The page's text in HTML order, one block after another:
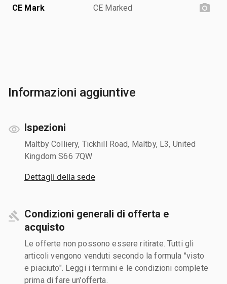
CE Mark CE Marked
Informazioni aggiuntive
Ispezioni
Maltby Colliery, Tickhill Road, Maltby, L3, United
Kingdom S66 7QW
Dettagli della sede
Condizioni generali di offerta e
acquisto
Le offerte non possono essere ritirate. Tutti gli
articoli vengono venduti secondo la formula "visto
e piaciuto". Leggi i termini e le condizioni complete
prima di fare un'offerta.